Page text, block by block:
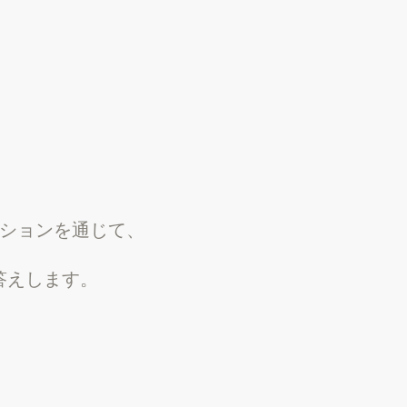
ョンを通じて、
します。